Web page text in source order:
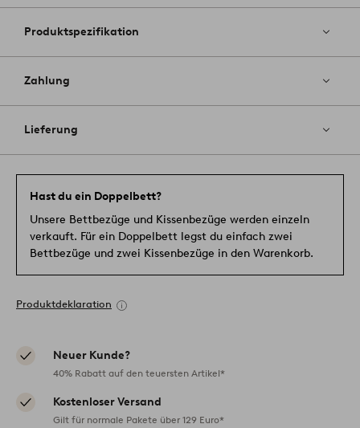
Produktspezifikation
Zahlung
Lieferung
Hast du ein Doppelbett?
Unsere Bettbezüge und Kissenbezüge werden einzeln
verkauft. Für ein Doppelbett legst du einfach zwei
Bettbezüge und zwei Kissenbezüge in den Warenkorb.
Produktdeklaration
Neuer Kunde?
40% Rabatt auf den teuersten Artikel*
Kostenloser Versand
Gilt für normale Pakete über 129 Euro*